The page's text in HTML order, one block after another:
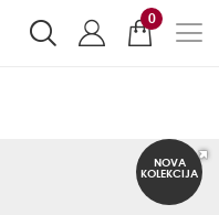
0
NOVA
KOLEKCIJA